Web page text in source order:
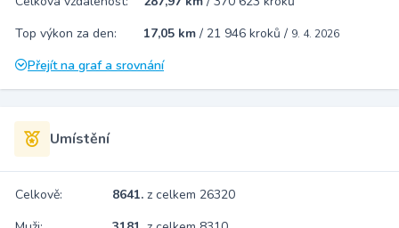
Top výkon za den:
17,05 km / 21 946 kroků / 9. 4. 2026
Přejít na graf a srovnání
Umístění
Celkově: 8641. z celkem 26320